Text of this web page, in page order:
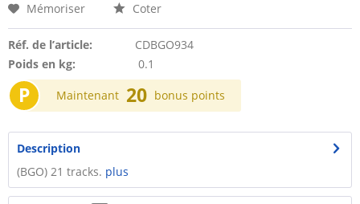
Mémoriser Coter
Réf. de l’article:
CDBGO934
Poids en kg:
0.1
P Maintenant 20 bonus points
Description
(BGO) 21 tracks. plus